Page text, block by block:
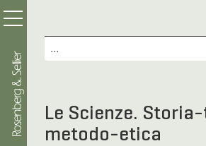
Le Scienze.
metodo-etica